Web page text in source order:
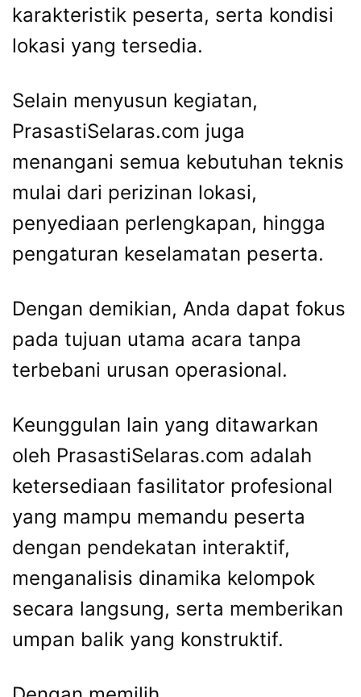
karakteristik peserta, serta kondisi
lokasi yang tersedia.
Selain menyusun kegiatan,
PrasastiSelaras.com juga
menangani semua kebutuhan teknis
mulai dari perizinan lokasi,
penyediaan perlengkapan, hingga
pengaturan keselamatan peserta.
Dengan demikian, Anda dapat fokus
pada tujuan utama acara tanpa
terbebani urusan operasional.
Keunggulan lain yang ditawarkan
oleh PrasastiSelaras.com adalah
ketersediaan fasilitator profesional
yang mampu memandu peserta
dengan pendekatan interaktif,
menganalisis dinamika kelompok
secara langsung, serta memberikan
umpan balik yang konstruktif.